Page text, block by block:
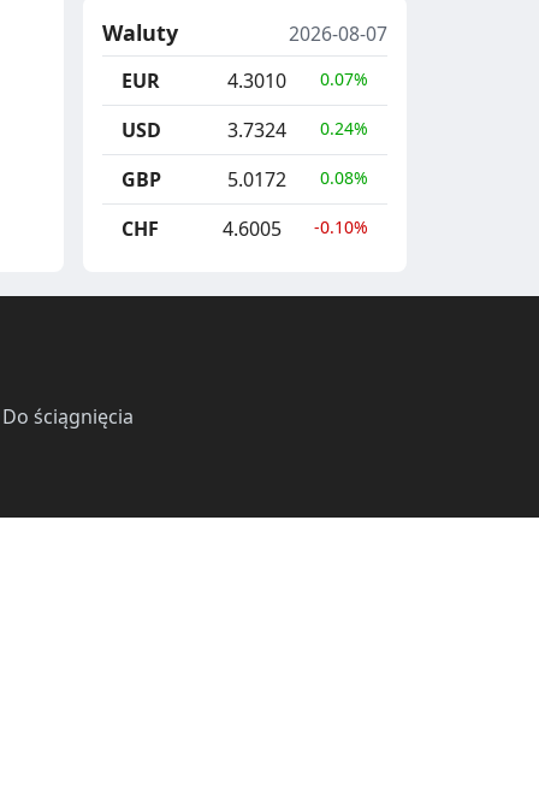
Waluty
2026-08-07
EUR
4.3010 0.07%
USD 3.7324 0.24%
GBP 5.0172 0.08%
CHF 4.6005 -0.10%
Do ściągnięcia